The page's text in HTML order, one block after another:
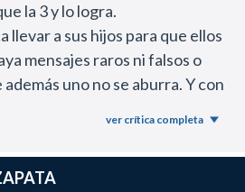
la 3 y lo logra.
llevar a sus hijos para que ellos
mensajes raros ni falsos o
uno no se aburra. Y con
e integrándolo más
una marca registrada que
ver crítica completa